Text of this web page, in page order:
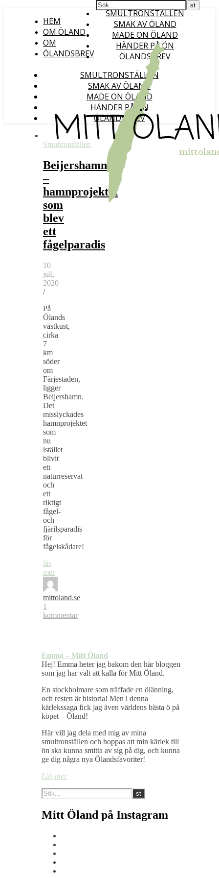
HEM
OM ÖLAND
OM
ÖLANDSBREV
SMULTRONSTÄLLEN
SMAK AV ÖLAND
MADE ON ÖLAND
HÄNDER PÅ ÖN
ÖLANDSBREV
SMULTRONSTÄLLEN
SMAK AV ÖLAND
MADE ON ÖLAND
HÄNDER PÅ ÖN
ÖLANDSBREV
Smultronställen
Beijershamn
–
hamnprojektet
som
blev
ett
fågelparadis
10
juli,
2020
/
På
Ölands
västkust,
cirka
7
km
söder
om
Färjestaden,
ligger
Beijershamn.
Det
misslyckades
hamnprojektet
som
nu
istället
blivit
ett
naturreservat
och
ett
riktigt
fågel-
och
fjärilsparadis
för
fågelskådare!
läs
mer
mittoland.se
1
kommentar
Emma – Mitt Öland
Hej! Emma heter jag bakom den här bloggen
som jag har valt att kalla för Mitt Öland.
En stockholmare som träffade en ölänning,
och resten är historia! Men i denna
kärlekssaga fick jag även världens bästa ö på
köpet – Öland!
Här vill jag dela med mig av mina
smultronställen och hoppas att min kärlek till
ön ska kunna smitta av sig på dig, och kunna
ge dig några nya Ölandsfavoriter!
Läs mer
Mitt Öland på Instagram